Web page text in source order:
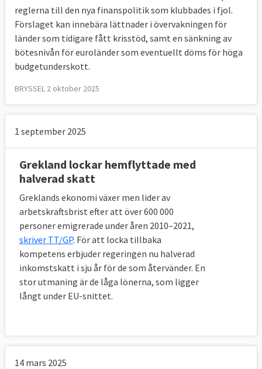
Det gäller Cypern, Grekland, Irland, Lettland,
Portugal, Rumänien, Spanien och Ungern.
Länderna har fått nästan 650 miljarder euro,
över sex biljoner kronor, i lån mot ränta,
Valutafonden, IMF. Värst har läget varit i
Grekland som tvingats be om krislån tre
gånger.
Översikt: lån till krisländer (miljarder
euro)
Land Beslut Lån
Ungern
okt 2008 20
Lettland
dec 2008 7,5
Rumänien
maj 2009
Grekland
maj 2010
reglerna till den nya finanspolitik som klubbades i fjol.
Förslaget kan innebära lättnader i övervakningen för
länder som tidigare fått krisstöd, samt en sänkning av
bötesnivån för euroländer som eventuellt döms för höga
budgetunderskott.
BRYSSEL 2 oktober 2025
1 september 2025
Grekland lockar hemflyttade med
halverad skatt
Greklands ekonomi växer men lider av
arbetskraftsbrist efter att över 600 000
personer emigrerade under åren 2010–2021,
skriver TT/GP. För att locka tillbaka
kompetens erbjuder regeringen nu halverad
inkomstskatt i sju år för de som återvänder. En
stor utmaning är de låga lönerna, som ligger
långt under EU-snittet.
14 mars 2025